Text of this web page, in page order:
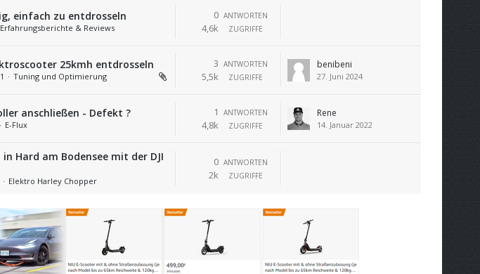
einfach zu entdrosseln
Erfahrungsberichte & Reviews
ANTWORTEN
0
ZUGRIFFE
4,6k
25kmh entdrosseln
Tuning und Optimierung
ANTWORTEN
3
ZUGRIFFE
5,5k
benibeni
27. Juni 2024
anschließen - Defekt ?
E-Flux
ANTWORTEN
1
ZUGRIFFE
4,8k
Rene
14. Januar 2022
Hard am Bodensee mit der DJI
Elektro Harley Chopper
ANTWORTEN
0
ZUGRIFFE
2k